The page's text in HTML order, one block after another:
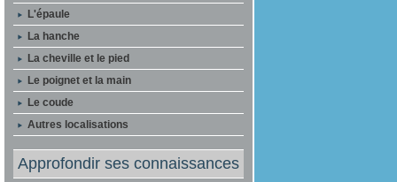
L'épaule
La hanche
La cheville et le pied
Le poignet et la main
Le coude
Autres localisations
Approfondir ses connaissances